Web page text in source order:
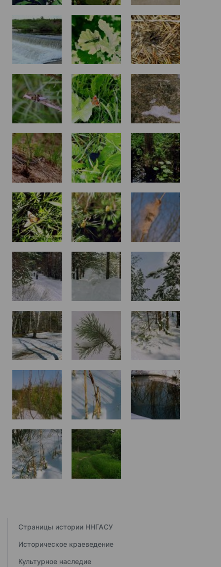
Страницы истории ННГАСУ
Историческое краеведение
Культурное наследие